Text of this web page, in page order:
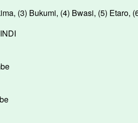
(3) Bukumi, (4) Bwasi, (5) Etaro,